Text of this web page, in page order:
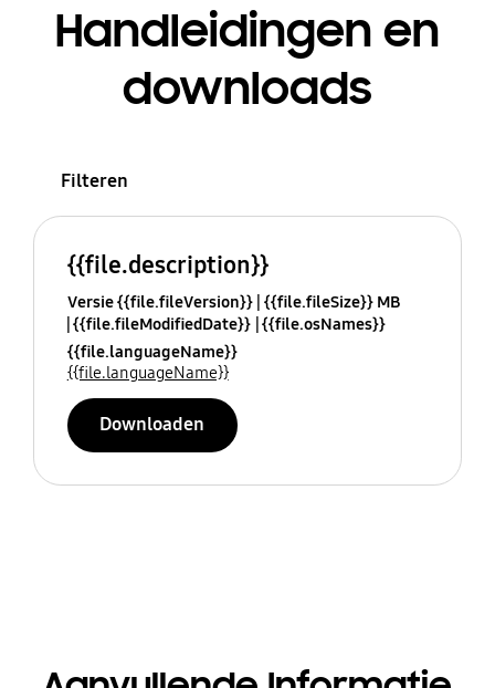
Handleidingen en
downloads
Filteren
{{file.description}}
Versie {{file.fileVersion}} {{file.fileSize}} MB
{{file.fileModifiedDate}} {{file.osNames}}
{{file.languageName}}
{{file.languageName}}
Downloaden